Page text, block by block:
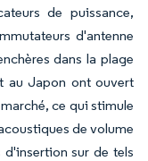
de puissance,
d'antenne
dans la plage
au Japon ont ouvert
ce qui stimule
de volume
sur de tels